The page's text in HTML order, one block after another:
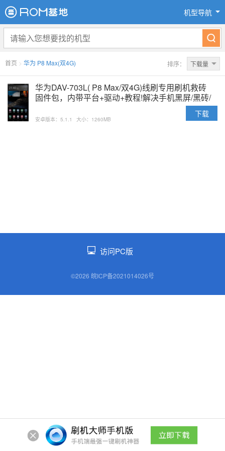
机型导航
首页 > 华为 P8 Max(双4G) 排序： 下载量
华为DAV-703L( P8 Max/双4G)线刷专用刷机救砖
固件包，内带平台+驱动+教程!解决手机黑屏/黑砖/
安卓版本：5.1.1 大小：1260MB
下载
访问PC版
©2026 皖ICP备2021014026号